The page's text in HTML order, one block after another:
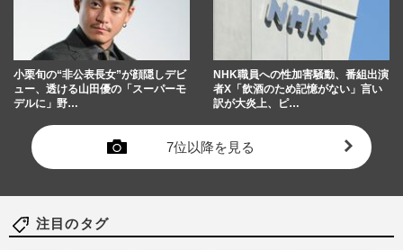
小栗旬の“非公表長女”が顔隠しデビ
ュー、透ける山田優の「スーパーモ
デルに」野…
NHK職員への性加害騒動、番組出演
者X「飲酒のため記憶がない」言い
訳が大炎上、ピ…
7位以降を見る
注目のタグ